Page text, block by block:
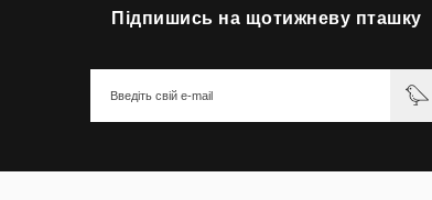
Підпишись на щотижневу пташку